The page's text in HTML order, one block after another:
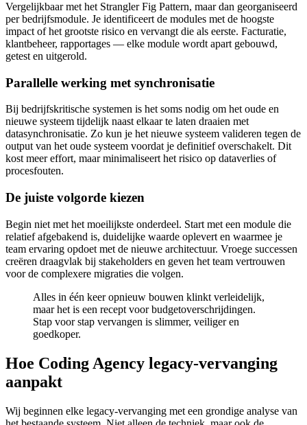
Vergelijkbaar met het Strangler Fig Pattern, maar dan georganiseerd
per bedrijfsmodule. Je identificeert de modules met de hoogste
impact of het grootste risico en vervangt die als eerste. Facturatie,
klantbeheer, rapportages — elke module wordt apart gebouwd,
getest en uitgerold.
Parallelle werking met synchronisatie
Bij bedrijfskritische systemen is het soms nodig om het oude en
nieuwe systeem tijdelijk naast elkaar te laten draaien met
datasynchronisatie. Zo kun je het nieuwe systeem valideren tegen de
output van het oude systeem voordat je definitief overschakelt. Dit
kost meer effort, maar minimaliseert het risico op dataverlies of
procesfouten.
De juiste volgorde kiezen
Begin niet met het moeilijkste onderdeel. Start met een module die
relatief afgebakend is, duidelijke waarde oplevert en waarmee je
team ervaring opdoet met de nieuwe architectuur. Vroege successen
creëren draagvlak bij stakeholders en geven het team vertrouwen
voor de complexere migraties die volgen.
Alles in één keer opnieuw bouwen klinkt verleidelijk,
maar het is een recept voor budgetoverschrijdingen.
Stap voor stap vervangen is slimmer, veiliger en
goedkoper.
Hoe Coding Agency legacy-vervanging
aanpakt
Wij beginnen elke legacy-vervanging met een grondige analyse van